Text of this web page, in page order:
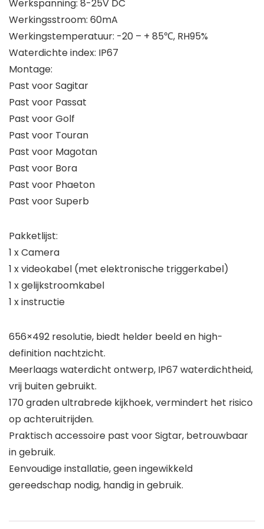
Werkspanning: 8-25V DC
Werkingsstroom: 60mA
Werkingstemperatuur: -20 – + 85℃, RH95%
Waterdichte index: IP67
Montage:
Past voor Sagitar
Past voor Passat
Past voor Golf
Past voor Touran
Past voor Magotan
Past voor Bora
Past voor Phaeton
Past voor Superb
Pakketlijst:
1 x Camera
1 x videokabel (met elektronische triggerkabel)
1 x gelijkstroomkabel
1 x instructie
656×492 resolutie, biedt helder beeld en high-
definition nachtzicht.
Meerlaags waterdicht ontwerp, IP67 waterdichtheid,
vrij buiten gebruikt.
170 graden ultrabrede kijkhoek, vermindert het risico
op achteruitrijden.
Praktisch accessoire past voor Sigtar, betrouwbaar
in gebruik.
Eenvoudige installatie, geen ingewikkeld
gereedschap nodig, handig in gebruik.